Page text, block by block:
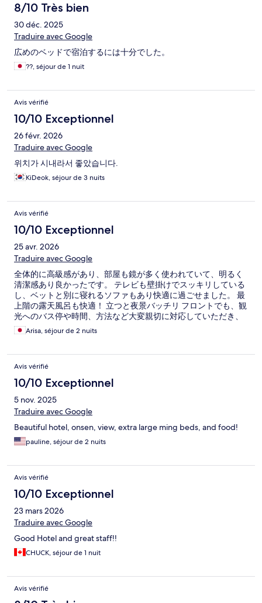
8/10 Très bien
30 déc. 2025
Traduire avec Google
広めのベッドで宿泊するには十分でした。
??, séjour de 1 nuit
Avis vérifié
10/10 Exceptionnel
26 févr. 2026
Traduire avec Google
위치가 시내라서 좋았습니다.
KiDeok, séjour de 3 nuits
Avis vérifié
10/10 Exceptionnel
25 avr. 2026
Traduire avec Google
全体的に高級感があり、部屋も鏡が多く使われていて、明るく
清潔感あり良かったです。 テレビも壁掛けでスッキリしている
し、ベットと別に寝れるソファもあり快適に過ごせました。 最
上階の露天風呂も快適！ 立つと夜景バッチリ フロントでも、観
光へのバス停や時間、方法など大変親切に対応していただき、
良い旅行になりました。 朝食も美味しいし、清潔感あり大満足
でした。
Arisa, séjour de 2 nuits
Avis vérifié
10/10 Exceptionnel
5 nov. 2025
Traduire avec Google
Beautiful hotel, onsen, view, extra large ming beds, and food!
pauline, séjour de 2 nuits
Avis vérifié
10/10 Exceptionnel
23 mars 2026
Traduire avec Google
Good Hotel and great staff!!
CHUCK, séjour de 1 nuit
Avis vérifié